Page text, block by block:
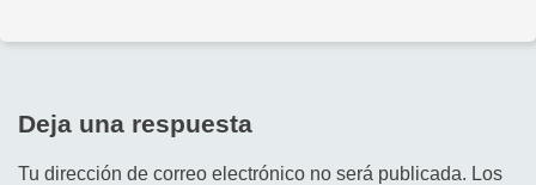
Deja una respuesta
Tu dirección de correo electrónico no será publicada. Los